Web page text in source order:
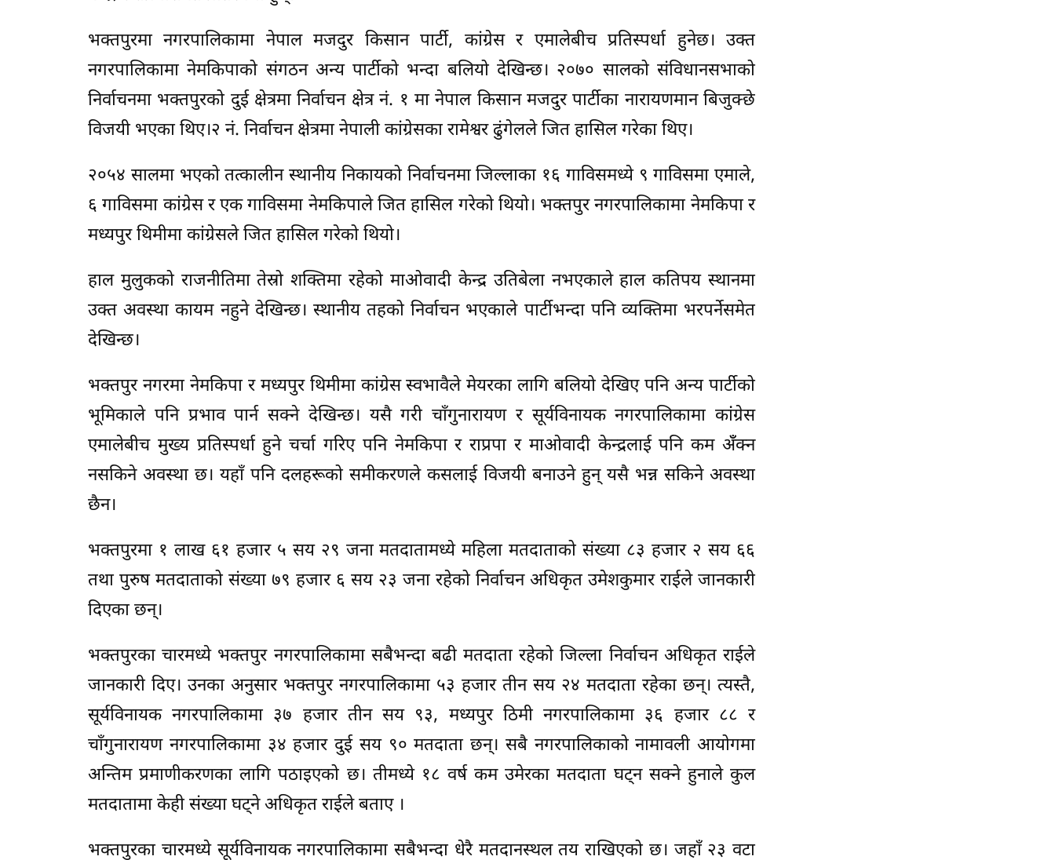
भक्तपुरमा नगरपालिकामा नेपाल मजदुर किसान पार्टी, कांग्रेस र एमालेबीच प्रतिस्पर्धा हुनेछ। उक्त
नगरपालिकामा नेमकिपाको संगठन अन्य पार्टीको भन्दा बलियो देखिन्छ। २०७० सालको संविधानसभाको
निर्वाचनमा भक्तपुरको दुई क्षेत्रमा निर्वाचन क्षेत्र नं. १ मा नेपाल किसान मजदुर पार्टीका नारायणमान बिजुक्छे
विजयी भएका थिए।२ नं. निर्वाचन क्षेत्रमा नेपाली कांग्रेसका रामेश्वर ढुंगेलले जित हासिल गरेका थिए।
२०५४ सालमा भएको तत्कालीन स्थानीय निकायको निर्वाचनमा जिल्लाका १६ गाविसमध्ये ९ गाविसमा एमाले,
६ गाविसमा कांग्रेस र एक गाविसमा नेमकिपाले जित हासिल गरेको थियो। भक्तपुर नगरपालिकामा नेमकिपा र
मध्यपुर थिमीमा कांग्रेसले जित हासिल गरेको थियो।
हाल मुलुकको राजनीतिमा तेस्रो शक्तिमा रहेको माओवादी केन्द्र उतिबेला नभएकाले हाल कतिपय स्थानमा
उक्त अवस्था कायम नहुने देखिन्छ। स्थानीय तहको निर्वाचन भएकाले पार्टीभन्दा पनि व्यक्तिमा भरपर्नेसमेत
देखिन्छ।
भक्तपुर नगरमा नेमकिपा र मध्यपुर थिमीमा कांग्रेस स्वभावैले मेयरका लागि बलियो देखिए पनि अन्य पार्टीको
भूमिकाले पनि प्रभाव पार्न सक्ने देखिन्छ। यसै गरी चाँगुनारायण र सूर्यविनायक नगरपालिकामा कांंग्रेस
एमालेबीच मुख्य प्रतिस्पर्धा हुने चर्चा गरिए पनि नेमकिपा र राप्रपा र माओवादी केन्द्रलाई पनि कम अँँक्न
नसकिने अवस्था छ। यहाँ पनि दलहरूको समीकरणले कसलाई विजयी बनाउने हुन् यसै भन्न सकिने अवस्था
छैन।
भक्तपुरमा १ लाख ६१ हजार ५ सय २९ जना मतदातामध्ये महिला मतदाताको संख्या ८३ हजार २ सय ६६
तथा पुरुष मतदाताको संख्या ७९ हजार ६ सय २३ जना रहेको निर्वाचन अधिकृत उमेशकुमार राईले जानकारी
दिएका छन्।
भक्तपुरका चारमध्ये भक्तपुर नगरपालिकामा सबैभन्दा बढी मतदाता रहेको जिल्ला निर्वाचन अधिकृत राईले
जानकारी दिए। उनका अनुसार भक्तपुर नगरपालिकामा ५३ हजार तीन सय २४ मतदाता रहेका छन्। त्यस्तै,
सूर्यविनायक नगरपालिकामा ३७ हजार तीन सय ९३, मध्यपुर ठिमी नगरपालिकामा ३६ हजार ८८ र
चाँगुनारायण नगरपालिकामा ३४ हजार दुई सय ९० मतदाता छन्। सबै नगरपालिकाको नामावली आयोगमा
अन्तिम प्रमाणीकरणका लागि पठाइएको छ। तीमध्ये १८ वर्ष कम उमेरका मतदाता घट्न सक्ने हुनाले कुल
मतदातामा केही संख्या घट्ने अधिकृत राईले बताए ।
भक्तपुरका चारमध्ये सूर्यविनायक नगरपालिकामा सबैभन्दा धेरै मतदानस्थल तय राखिएको छ। जहाँ २३ वटा